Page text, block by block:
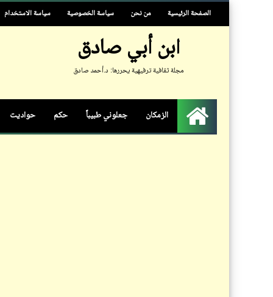
الصفحة الرئيسية من نحن سياسة الخصوصية سياسة الاستخدام
ابن أبي صادق
مجلة ثقافية ترفيهية يحررها: د.أحمد صادق
الرئيسية
الزمكان جعلوني طبيباً حكم حواديت